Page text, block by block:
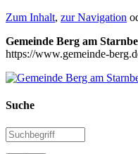
Zum Inhalt, zur Navigation
Gemeinde Berg am
https://www.gemeinde-
Suche